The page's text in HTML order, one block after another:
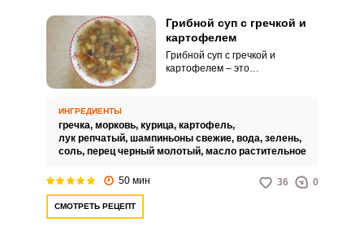
Грибной суп с гречкой и
картофелем
Грибной суп с гречкой и
картофелем – это
компонентами являются грибы,
гречневая крупа и картофель.
Такой суп может быть как
вегетарианским, так и мясным,
бульон или добавить мясные
ИНГРЕДИЕНТЫ
гречка, морковь, курица, картофель,
лук репчатый, шампиньоны свежие, вода, зелень,
соль, перец черный молотый, масло растительное
50 мин 36 0
СМОТРЕТЬ РЕЦЕПТ